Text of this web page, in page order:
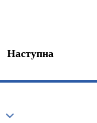
Наступна